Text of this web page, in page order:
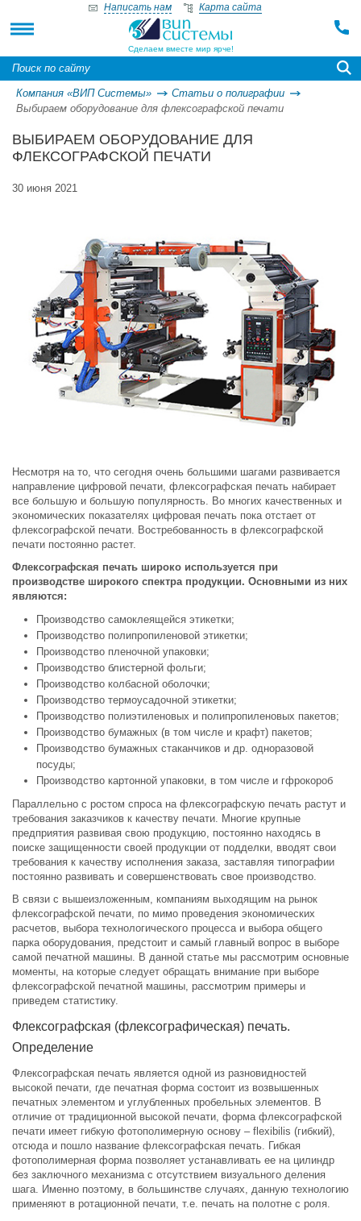
Сделаем вместе мир ярче!
Написать нам Карта сайта
Компания «ВИП Системы»
Статьи о полиграфии
Выбираем оборудование для флексографской печати
ВЫБИРАЕМ ОБОРУДОВАНИЕ ДЛЯ
ФЛЕКСОГРАФСКОЙ ПЕЧАТИ
30 июня 2021
Несмотря на то, что сегодня очень большими шагами развивается
направление цифровой печати, флексографская печать набирает
все большую и большую популярность. Во многих качественных и
экономических показателях цифровая печать пока отстает от
флексографской печати. Востребованность в флексографской
печати постоянно растет.
Флексографская печать широко используется при
производстве широкого спектра продукции. Основными из них
являются:
Производство самоклеящейся этикетки;
Производство полипропиленовой этикетки;
Производство пленочной упаковки;
Производство блистерной фольги;
Производство колбасной оболочки;
Производство термоусадочной этикетки;
Производство полиэтиленовых и полипропиленовых пакетов;
Производство бумажных (в том числе и крафт) пакетов;
Производство бумажных стаканчиков и др. одноразовой
посуды;
Производство картонной упаковки, в том числе и гфрокороб
Параллельно с ростом спроса на флексографскую печать растут и
требования заказчиков к качеству печати. Многие крупные
предприятия развивая свою продукцию, постоянно находясь в
поиске защищенности своей продукции от подделки, вводят свои
требования к качеству исполнения заказа, заставляя типографии
постоянно развивать и совершенствовать свое производство.
В связи с вышеизложенным, компаниям выходящим на рынок
флексографской печати, по мимо проведения экономических
расчетов, выбора технологического процесса и выбора общего
парка оборудования, предстоит и самый главный вопрос в выборе
самой печатной машины. В данной статье мы рассмотрим основные
моменты, на которые следует обращать внимание при выборе
флексографской печатной машины, рассмотрим примеры и
приведем статистику.
Флексографская (флексографическая) печать.
Определение
Флексографская печать является одной из разновидностей
высокой печати, где печатная форма состоит из возвышенных
печатных элементом и углубленных пробельных элементов. В
отличие от традиционной высокой печати, форма флексографской
печати имеет гибкую фотополимерную основу – flexibilis (гибкий),
отсюда и пошло название флексографская печать. Гибкая
фотополимерная форма позволяет устанавливать ее на цилиндр
без заключного механизма с отсутствием визуального деления
шага. Именно поэтому, в большинстве случаях, данную технологию
применяют в ротационной печати, т.е. печать на полотне с роля.